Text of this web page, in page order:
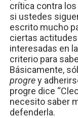
crítica contra
si ustedes
escrito mucho
ciertas
interesadas en
criterio para
Básicamente,
progrey
progre dice
necesito saber
defenderla.